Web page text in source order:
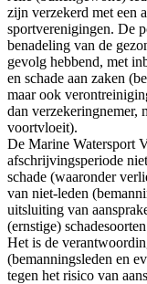
zijn verzekerd met een
sportverenigingen. De
benadeling van de
gevolg hebbend, met
en schade aan zaken
maar ook
dan verzekeringnemer,
voortvloeit).
De Marine Watersport
afschrijvingsperiode
schade (waaronder
van niet-leden
uitsluiting van
(ernstige)
Het is de
(bemanningsleden en
tegen het risico van